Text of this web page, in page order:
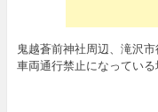
鬼越蒼前神社周辺、滝沢
車両通行禁止になっている